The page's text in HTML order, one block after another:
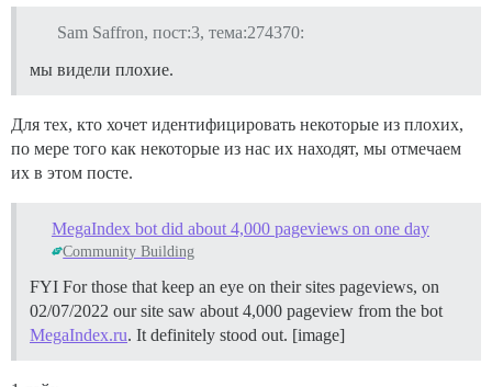
Sam Saffron, пост:3, тема:274370:
мы видели плохие.
Для тех, кто хочет идентифицировать некоторые из плохих,
по мере того как некоторые из нас их находят, мы отмечаем
их в этом посте.
MegaIndex bot did about 4,000 pageviews on one day
Community Building
FYI For those that keep an eye on their sites pageviews, on
02/07/2022 our site saw about 4,000 pageview from the bot
MegaIndex.ru. It definitely stood out. [image]